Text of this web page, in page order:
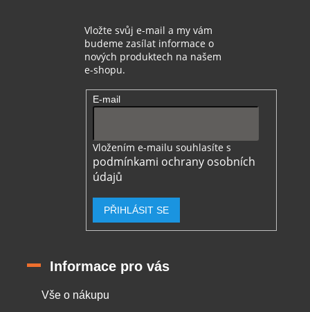
Vložte svůj e-mail a my vám
budeme zasílat informace o
nových produktech na našem
e-shopu.
E-mail
Vložením e-mailu souhlasíte s
podmínkami ochrany osobních
údajů
PŘIHLÁSIT SE
Informace pro vás
Vše o nákupu